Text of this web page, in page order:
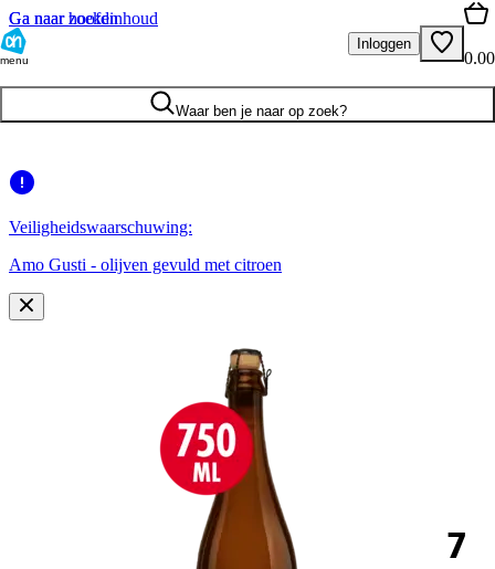
Ga naar hoofdinhoud
Ga naar zoeken
menu
Inloggen
0.00
Waar ben je naar op zoek?
Veiligheidswaarschuwing:
Amo Gusti - olijven gevuld met citroen
7